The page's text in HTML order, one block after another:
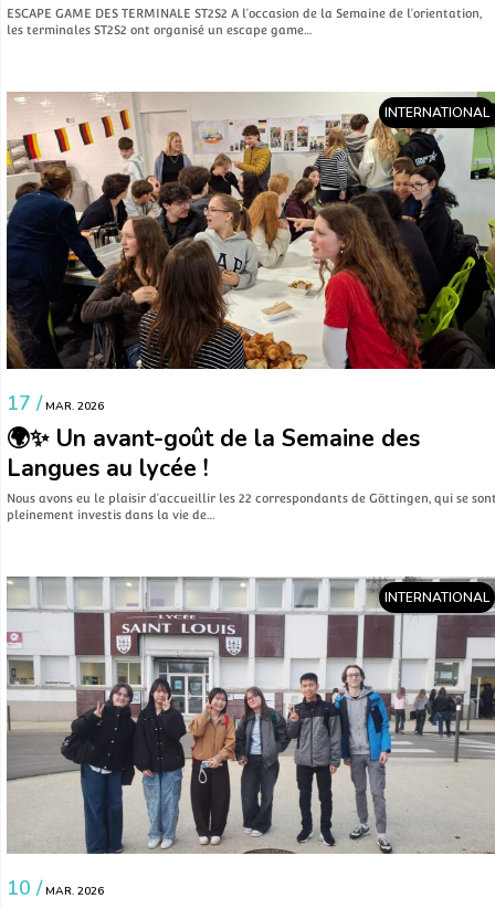
ESCAPE GAME DES TERMINALE ST2S2 A l’occasion de la Semaine de l’orientation,
les terminales ST2S2 ont organisé un escape game…
INTERNATIONAL
17 / MAR. 2026
🌍✨ Un avant-goût de la Semaine des
Langues au lycée !
Nous avons eu le plaisir d’accueillir les 22 correspondants de Göttingen, qui se
pleinement investis dans la vie de…
INTERNATIONAL
10 / MAR. 2026